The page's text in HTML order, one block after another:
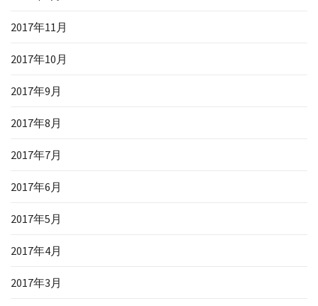
2017年11月
2017年10月
2017年9月
2017年8月
2017年7月
2017年6月
2017年5月
2017年4月
2017年3月